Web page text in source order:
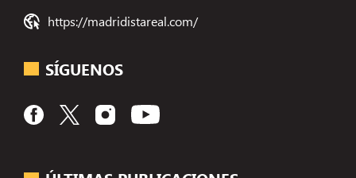
https://madridistareal.com/
SÍGUENOS